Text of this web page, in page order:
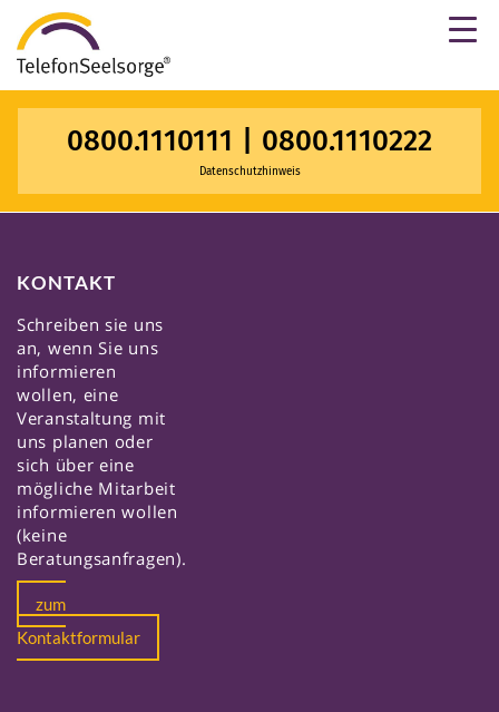
0800.1110111 0800.1110222
Datenschutzhinweis
KONTAKT
Schreiben sie uns
an, wenn Sie uns
informieren
wollen, eine
Veranstaltung mit
uns planen oder
sich über eine
mögliche Mitarbeit
informieren wollen
(keine
Beratungsanfragen).
zum
Kontaktformular